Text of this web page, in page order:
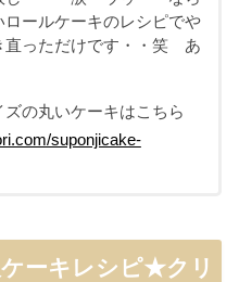
ロールケーキのレシピでや
直っただけです・・笑 あ
の丸いケーキはこちら
suponjicake-
ーキレシピ★クリ